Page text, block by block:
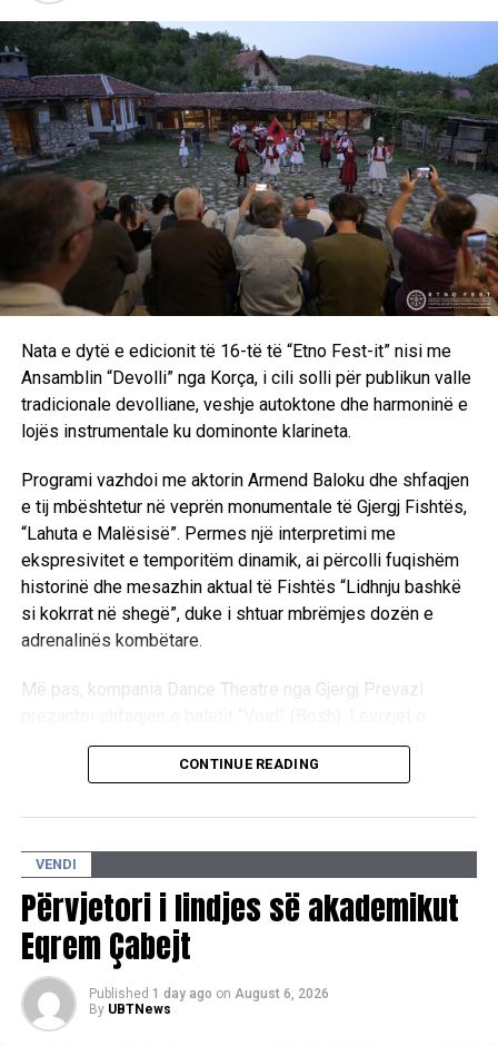
shkollat e Kosovës gjatë viteve ’90, i ndërtuar mbi dëshmi,
intervista dhe materiale arkivore.
Aktivitetet e ditës u përmbyllën me “Etno Nejën”, ku
interpretoi grupi “Ardian Behrami CIPA & Band”, duke sjellë
përpunime muzikore për publikun pranishëm. /E.A/
Nata e dytë e edicionit të 16-të të “Etno Fest-it” nisi me
Ansamblin “Devolli” nga Korça, i cili solli për publikun valle
tradicionale devolliane, veshje autoktone dhe harmoninë e
lojës instrumentale ku dominonte klarineta.
Programi vazhdoi me aktorin Armend Baloku dhe shfaqjen
e tij mbështetur në veprën monumentale të Gjergj Fishtës,
“Lahuta e Malësisë”. Permes një interpretimi me
ekspresivitet e temporitëm dinamik, ai përcolli fuqishëm
historinë dhe mesazhin aktual të Fishtës “Lidhnju bashkë
si kokrrat në shegë”, duke i shtuar mbrëmjes dozën e
adrenalinës kombëtare.
Më pas, kompania Dance Theatre nga Gjergj Prevazi
precizuara të balerinave Katerina Goga dhe Chiara Xoxi
përcollën përmes gjuhës së trupit përpjekjen për të
përmbyll te “Qilimi fluturues i gjyshes” me performancën e
grupit “NA” dhe DJ Cabo, duke gërshetuar muziken
tradicionale me atë moderne. /E.A/
CONTINUE READING
VENDI
Përvjetori i lindjes së akademikut
Eqrem Çabejt
Published 1 day ago on August 6, 2026
By UBTNews